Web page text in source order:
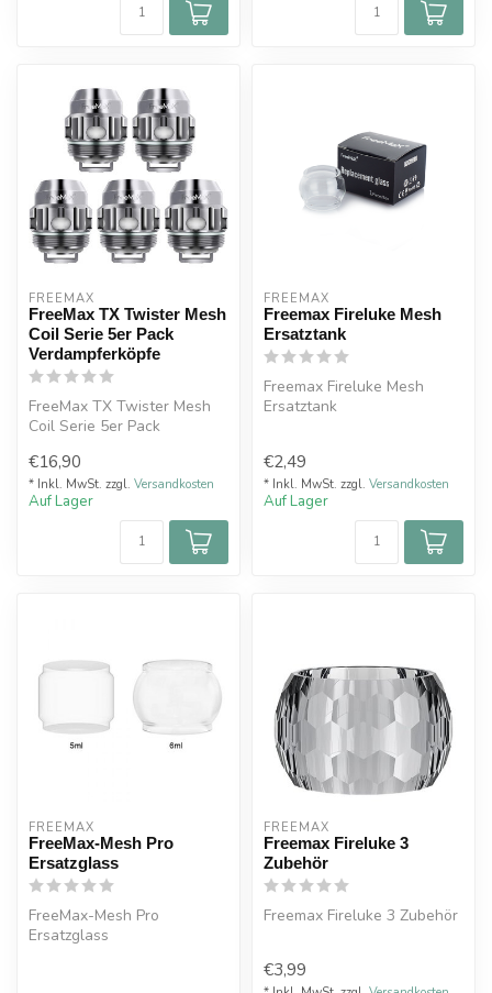
FREEMAX
FreeMax TX Twister Mesh
Coil Serie 5er Pack
Verdampferköpfe
FreeMax TX Twister Mesh
Coil Serie 5er Pack
€16,90
* Inkl. MwSt. zzgl. Versandkosten
Auf Lager
FREEMAX
Freemax Fireluke Mesh
Ersatztank
Freemax Fireluke Mesh
Ersatztank
€2,49
* Inkl. MwSt. zzgl. Versandkosten
Auf Lager
FREEMAX
FreeMax-Mesh Pro
Ersatzglass
FreeMax-Mesh Pro
Ersatzglass
FREEMAX
Freemax Fireluke 3
Zubehör
Freemax Fireluke 3 Zubehör
€3,99